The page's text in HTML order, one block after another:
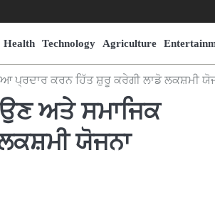
Health Technology Agriculture
ਪ੍ਰਦਾਰ ਕਰਨ ਹਿੱਤ ਸ਼ੁਰੂ ਕਰੇਗੀ ਲਾਡੋ ਲਕਸ਼ਮੀ
ਅਤੇ ਸਮਾਜਿਕ
ਯੋਜਨਾ